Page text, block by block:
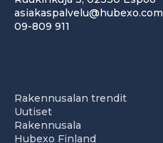
asiakaspalvelu@hubexo.com
09-809 911
Rakennusalan trendit
Uutiset
Rakennusala
Hubexo Finland